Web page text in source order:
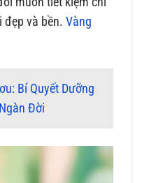
đẹp và bền.Vàng
Bí Quyết Dưỡng
Đời